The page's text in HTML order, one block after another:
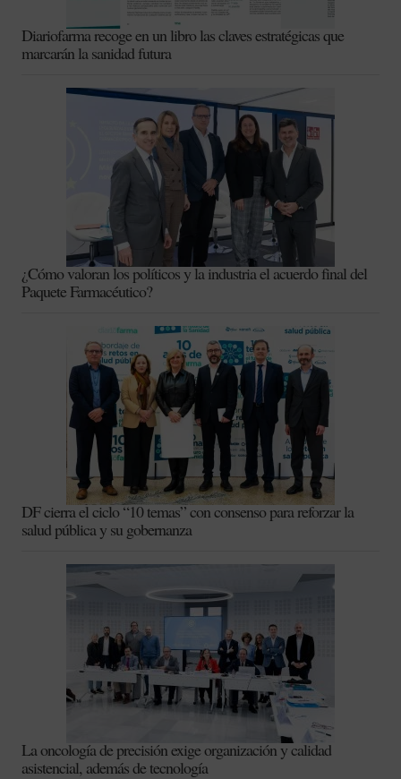
Diariofarma recoge en un libro las claves estratégicas que
marcarán la sanidad futura
¿Cómo valoran los políticos y la industria el acuerdo final del
Paquete Farmacéutico?
DF cierra el ciclo “10 temas” con consenso para reforzar la
salud pública y su gobernanza
La oncología de precisión exige organización y calidad
asistencial, además de tecnología